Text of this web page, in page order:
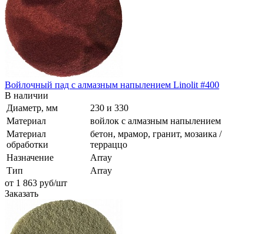
Войлочный пад с алмазным напылением Linolit #400
В наличии
Диаметр, мм
230 и 330
Материал
войлок с алмазным напылением
Материал
обработки
бетон, мрамор, гранит, мозаика /
терраццо
Назначение
Array
Тип
Array
от 1 863 руб/шт
Заказать